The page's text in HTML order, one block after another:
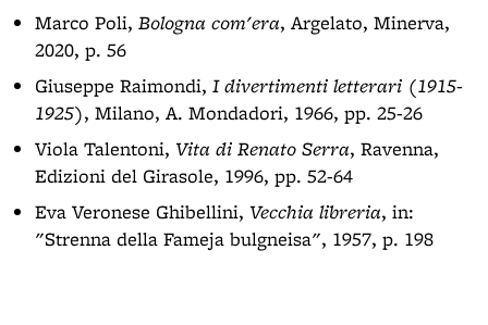
Marco Poli, Bologna com'era, Argelato, Minerva,
2020, p. 56
Giuseppe Raimondi, I divertimenti letterari (1915-
1925), Milano, A. Mondadori, 1966, pp. 25-26
Viola Talentoni, Vita di Renato Serra, Ravenna,
Edizioni del Girasole, 1996, pp. 52-64
Eva Veronese Ghibellini, Vecchia libreria, in:
"Strenna della Fameja bulgneisa", 1957, p. 198